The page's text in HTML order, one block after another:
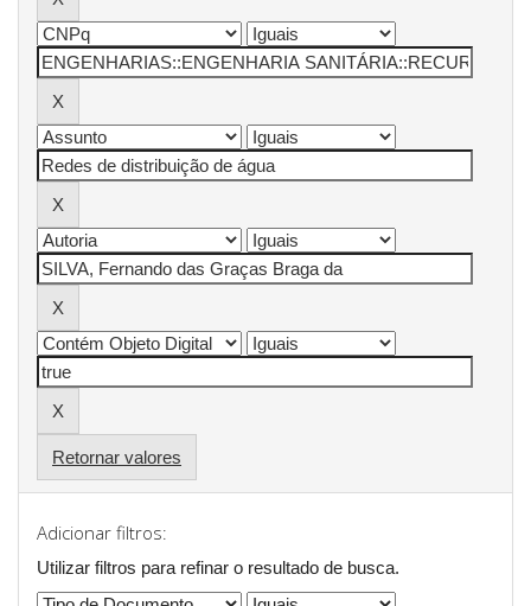
Retornar valores
Adicionar filtros:
Utilizar filtros para refinar o resultado de busca.